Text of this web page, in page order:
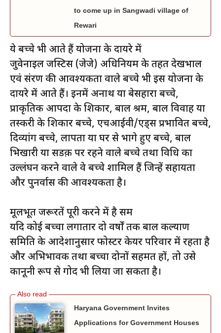
to come up in Sangwadi village of
Rewari
ये बच्चे भी आते हैं योजना के दायरे में
जुवेनाइल जस्टिस (जेजे) अधिनियम के तहत देखभाल
एवं संरक्षण की आवश्यकता वाले बच्चे भी इस योजना के
दायरे में आते हैं। इनमें अनाथ या बेसहारा बच्चे,
प्राकृतिक आपदा के शिकार, बाल श्रम, बाल विवाह या
तस्करी के शिकार बच्चे, एचआईवी/एड्स प्रभावित बच्चे,
दिव्यांग बच्चे, लापता या घर से भागे हुए बच्चे, बाल
भिखारी या सडक़ पर रहने वाले बच्चे तथा विधि का
उल्लंघन करने वाले वे बच्चे शामिल हैं जिन्हें सहायता
और पुनर्वास की आवश्यकता है।
मूलभूत जरूरतें पूरी करने में है सक्षम
यदि कोई बच्चा लगातार दो वर्षों तक बाल कल्याण
समिति के आदेशानुसार फोस्टर केयर परिवार में रहता है
और अभिभावक तथा बच्चा दोनों सहमत हों, तो उसे
कानूनी रूप से गोद भी लिया जा सकता है।
Haryana Government Invites
Applications for Government Houses